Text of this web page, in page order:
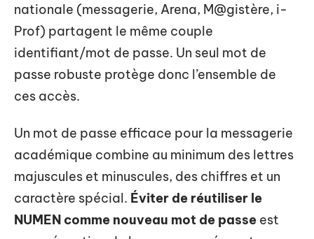
nationale (messagerie, Arena, M@gistère, i-
Prof) partagent le même couple
identifiant/mot de passe. Un seul mot de
passe robuste protège donc l’ensemble de
ces accès.
Un mot de passe efficace pour la messagerie
académique combine au minimum des lettres
majuscules et minuscules, des chiffres et un
caractère spécial. Éviter de réutiliser le
NUMEN comme nouveau mot de passe est